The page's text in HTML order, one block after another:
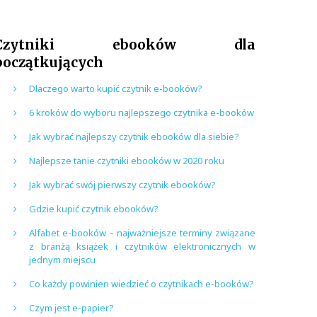
ebooków dla
Dlaczego warto kupić czytnik e-booków?
6 kroków do wyboru najlepszego czytnika e-booków
Jak wybrać najlepszy czytnik ebooków dla siebie?
Najlepsze tanie czytniki ebooków w 2020 roku
Jak wybrać swój pierwszy czytnik ebooków?
Gdzie kupić czytnik ebooków?
Alfabet e-booków – najważniejsze terminy związane
z branżą książek i czytników elektronicznych w
jednym miejscu
Co każdy powinien wiedzieć o czytnikach e-booków?
Czym jest e-papier?